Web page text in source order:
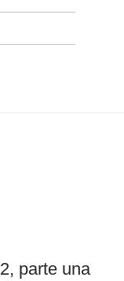
parte una